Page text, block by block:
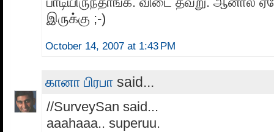
இருக்கு ;-)
October 14, 2007 at 1:43 PM
கானா பிரபா said...
//SurveySan said...
aaahaaa.. superuu.